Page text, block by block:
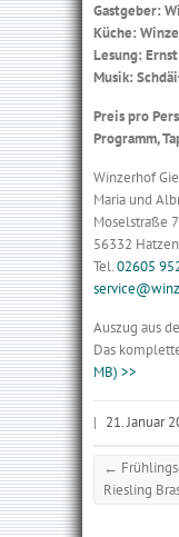
Gastgeber:
Küche:
Lesung:
Musik:
Preis pro
Programm,
Winzerhof
Maria und
Moselstraße
56332
Tel.02605
Auszug aus
Das
MB) >>
| 21. Januar
←
Riesling